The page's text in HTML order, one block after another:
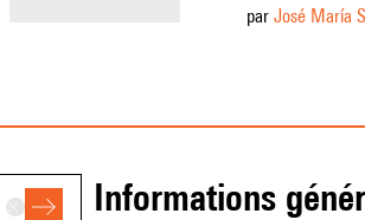
par José María
informations